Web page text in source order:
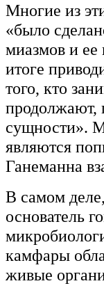
Многие из
«было
миазмов и ее
итоге
того, кто
продолжают,
сущности».
являются
Ганеманна
В самом
основатель
камфары
живые